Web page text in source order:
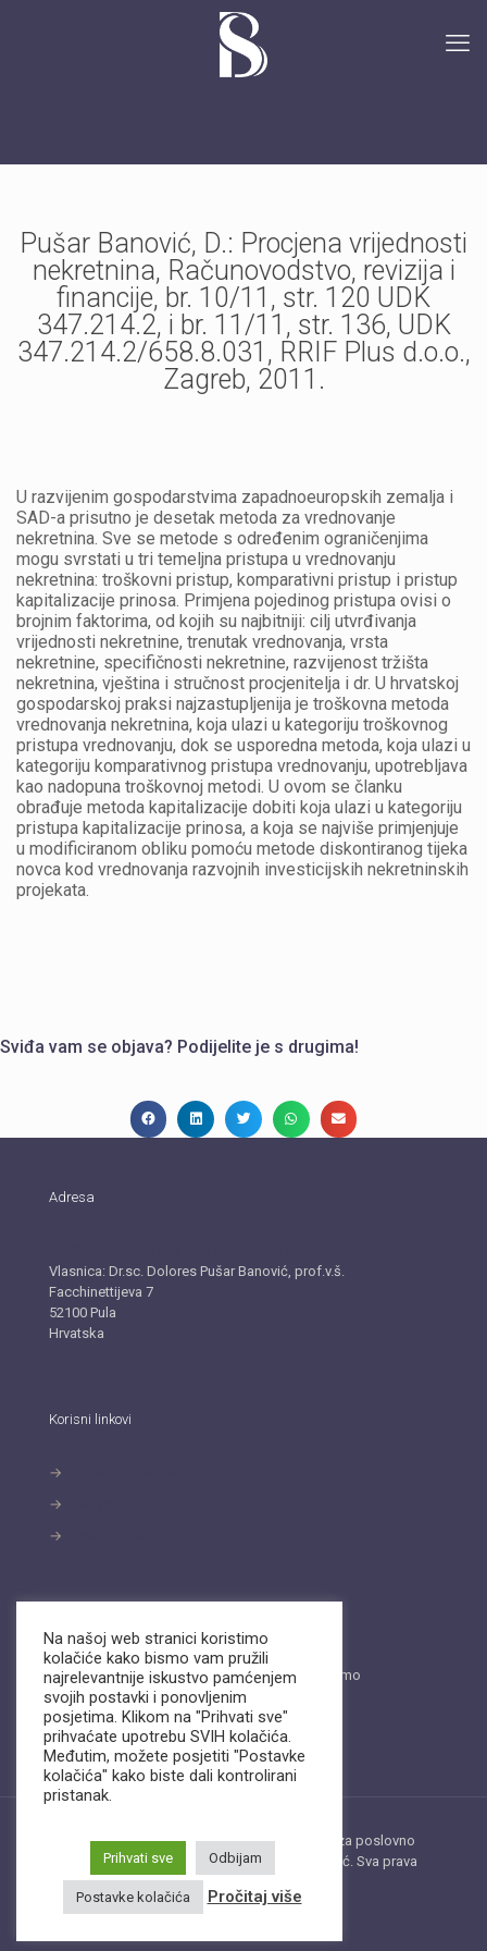
Pušar Banović, D.: Procjena vrijednosti
nekretnina, Računovodstvo, revizija i
financije, br. 10/11, str. 120 UDK
347.214.2, i br. 11/11, str. 136, UDK
347.214.2/658.8.031, RRIF Plus d.o.o.,
Zagreb, 2011.
U razvijenim gospodarstvima zapadnoeuropskih zemalja i
SAD-a prisutno je desetak metoda za vrednovanje
nekretnina. Sve se metode s određenim ograničenjima
mogu svrstati u tri temeljna pristupa u vrednovanju
nekretnina: troškovni pristup, komparativni pristup i pristup
kapitalizacije prinosa. Primjena pojedinog pristupa ovisi o
brojnim faktorima, od kojih su najbitniji: cilj utvrđivanja
vrijednosti nekretnine, trenutak vrednovanja, vrsta
nekretnine, specifičnosti nekretnine, razvijenost tržišta
nekretnina, vještina i stručnost procjenitelja i dr. U hrvatskoj
gospodarskoj praksi najzastupljenija je troškovna metoda
vrednovanja nekretnina, koja ulazi u kategoriju troškovnog
pristupa vrednovanju, dok se usporedna metoda, koja ulazi u
kategoriju komparativnog pristupa vrednovanju, upotrebljava
kao nadopuna troškovnoj metodi. U ovom se članku
obrađuje metoda kapitalizacije dobiti koja ulazi u kategoriju
pristupa kapitalizacije prinosa, a koja se najviše primjenjuje
u modificiranom obliku pomoću metode diskontiranog tijeka
novca kod vrednovanja razvojnih investicijskih nekretninskih
projekata.
Sviđa vam se objava? Podijelite je s drugima!
Adresa
Vlasnica: Dr.sc. Dolores Pušar Banović, prof.v.š.
Facchinettijeva 7
52100 Pula
Hrvatska
Korisni linkovi
→
→
→
Pošaljite nam email ili nas nazovite. Dostupni smo
naViberiWhatsApp.
info@biz-support.hr
+385 (0)99 22 11 054
Copyright © 2022-2023 BIZ.SUPPORT, obrt za poslovno
savjetovanje, vl. Dr.sc. Dolores Pušar Banović. Sva prava
zadržana. Web by
Na našoj web stranici koristimo
kolačiće kako bismo vam pružili
najrelevantnije iskustvo pamćenjem
svojih postavki i ponovljenim
posjetima. Klikom na "Prihvati sve"
prihvaćate upotrebu SVIH kolačića.
Međutim, možete posjetiti "Postavke
kolačića" kako biste dali kontrolirani
pristanak.
Prihvati sve Odbijam
Postavke kolačića Pročitaj više